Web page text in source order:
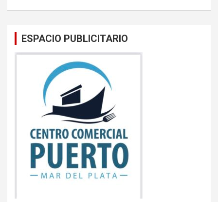
ESPACIO PUBLICITARIO